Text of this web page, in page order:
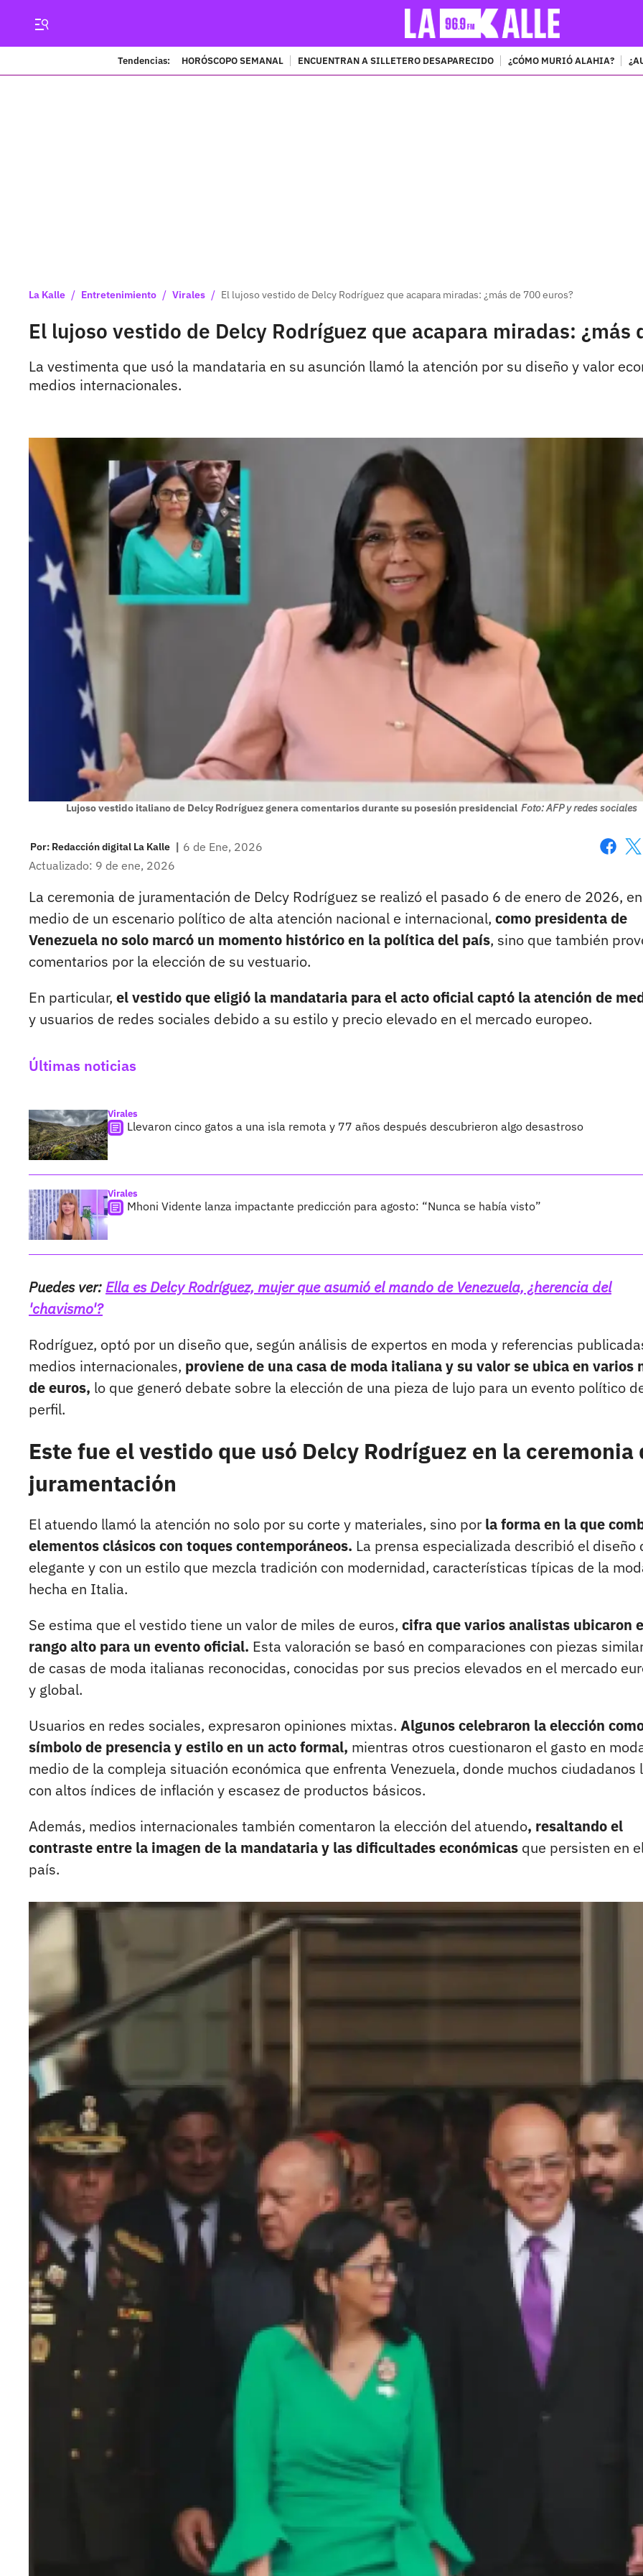
Tendencias: HORÓSCOPO SEMANAL ENCUENTRAN A SILLETERO DESAPARECIDO ¿CÓMO MURIÓ ALAHIA?
La Kalle / Entretenimiento / Virales / El lujoso vestido de Delcy Rodríguez que acapara miradas: ¿más de 700 euros?
El lujoso vestido de Delcy Rodríguez que acapara miradas: ¿más
La vestimenta que usó la mandataria en su asunción llamó la atención por su diseño y valor
medios internacionales.
Lujoso vestido italiano de Delcy Rodríguez genera comentarios durante su posesión presidencial Foto: AFP y redes sociales
Por: Redacción digital La Kalle | 6 de Ene, 2026
Actualizado: 9 de ene, 2026
La ceremonia de juramentación de Delcy Rodríguez se realizó el pasado 6 de enero de 2026, en
medio de un escenario político de alta atención nacional e internacional, como presidenta de
Venezuela no solo marcó un momento histórico en la política del país, sino que también
comentarios por la elección de su vestuario.
En particular, el vestido que eligió la mandataria para el acto oficial captó la atención de
y usuarios de redes sociales debido a su estilo y precio elevado en el mercado europeo.
Últimas noticias
Virales
Llevaron cinco gatos a una isla remota y 77 años después descubrieron algo desastroso
Virales
Mhoni Vidente lanza impactante predicción para agosto: “Nunca se había visto”
Puedes ver:Ella es Delcy Rodríguez, mujer que asumió el mando de Venezuela, ¿herencia del
'chavismo'?
Rodríguez, optó por un diseño que, según análisis de expertos en moda y referencias
medios internacionales, proviene de una casa de moda italiana y su valor se ubica en varios
de euros, lo que generó debate sobre la elección de una pieza de lujo para un evento político
perfil.
Este fue el vestido que usó Delcy Rodríguez en la ceremonia
juramentación
El atuendo llamó la atención no solo por su corte y materiales, sino por la forma en la que
elementos clásicos con toques contemporáneos. La prensa especializada describió el diseño
elegante y con un estilo que mezcla tradición con modernidad, características típicas de la
hecha en Italia.
Se estima que el vestido tiene un valor de miles de euros, cifra que varios analistas ubicaron
rango alto para un evento oficial. Esta valoración se basó en comparaciones con piezas
de casas de moda italianas reconocidas, conocidas por sus precios elevados en el mercado
y global.
Usuarios en redes sociales, expresaron opiniones mixtas. Algunos celebraron la elección
símbolo de presencia y estilo en un acto formal, mientras otros cuestionaron el gasto en
medio de la compleja situación económica que enfrenta Venezuela, donde muchos ciudadanos
con altos índices de inflación y escasez de productos básicos.
Además, medios internacionales también comentaron la elección del atuendo, resaltando el
contraste entre la imagen de la mandataria y las dificultades económicas que persisten en
país.